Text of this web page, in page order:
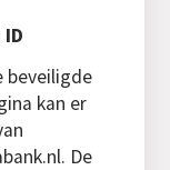
beveiligde
kan er
De